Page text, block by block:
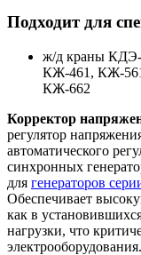
Подходит для
ж/д краны
КЖ-461, КЖ-
КЖ-662
Корректор
регулятор
автоматического
синхронных
для генераторов
Обеспечивает
как в
нагрузки, что
электрооборудования.